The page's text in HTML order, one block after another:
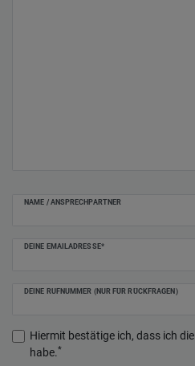
NAME / ANSPRECHPARTNER
DEINE EMAILADRESSE*
DEINE RUFNUMMER (NUR FÜR RÜCKFRAGEN)
Hiermit bestätige ich, dass ich die
habe.*